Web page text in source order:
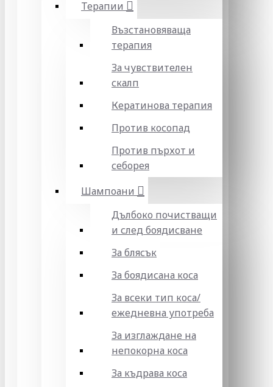
Терапии
Възстановяваща
терапия
За чувствителен
скалп
Кератинова терапия
Против косопад
Против пърхот и
себорея
Шампоани
Дълбоко почистващи
и след боядисване
За блясък
За боядисана коса
За всеки тип коса/
ежедневна употреба
За изглаждане на
непокорна коса
За къдрава коса